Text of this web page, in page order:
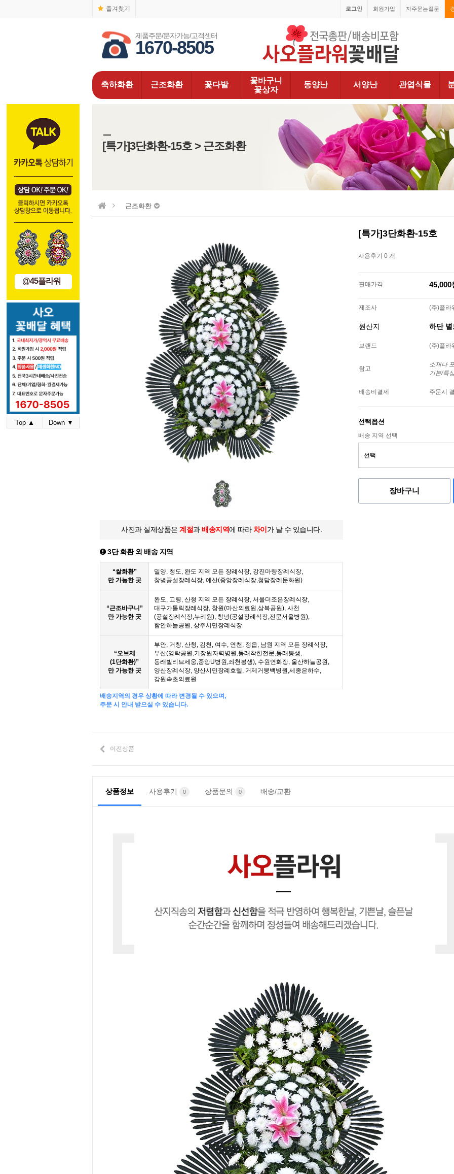
즐겨찾기 자주묻는질문
회원가입
로그인
제품주문/문자가능/고객센터
1670-8505
축하화환 근조화환 꽃다발
꽃바구니
꽃상자
동양난 서양난 관엽식물
@45플라워
Top ▲ Down ▼
[특가]3단화환-15호 > 근조화환
근조화환
사진과 실제상품은 계절과배송지역에 따라 차이 가 날 수 있습니다.
3단 화환 외 배송 지역
“쌀화환”
만 가능한 곳
밀양, 청도, 완도 지역 모든 장례식장, 강진마량장례식장,
창녕공설장례식장, 예산(중앙장례식장,청담장례문화원)
“근조바구니”
만 가능한 곳
완도, 고령, 산청 지역 모든 장례식장, 서울더조은장례식장,
대구가톨릭장례식장, 창원(마산의료원,상복공원), 사천
(공설장례식장,누리원), 창녕(공설장례식장,전문서울병원),
함안하늘공원, 상주시민장례식장
“오브제
(1단화환)”
만 가능한 곳
부안, 거창, 산청, 김천, 여수, 연천, 정읍, 남원 지역 모든 장례식장,
부산(영락공원,기장원자력병원,동래착한전문,동래봉생,
동래빌리브세웅,중앙U병원,좌천봉생), 수원연화장, 울산하늘공원,
양산장례식장, 양산시민장례호텔, 거제거붕백병원,세종은하수,
강원속초의료원
배송지역의 경우 상황에 따라 변경될 수 있으며,
주문 시 안내 받으실 수 있습니다.
[특가]3단화환-15호
사용후기 0 개
판매가격 45,000
제조사 (주)플라
원산지 하단
브랜드 (주)플라
참고
소재나
기본/특
배송비결제 주문시
선택옵션
배송 지역 선택
장바구니
이전상품
상품정보 사용후기 0 상품문의 0 배송/교환